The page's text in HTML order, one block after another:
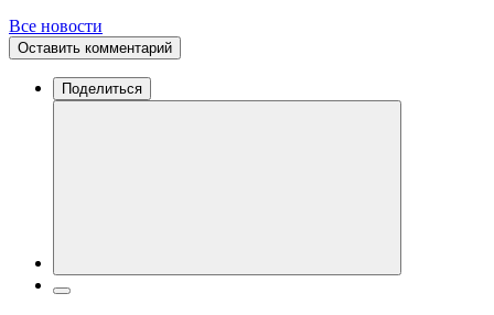
Все новости
Оставить комментарий
Поделиться